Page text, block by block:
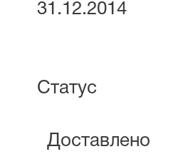
31.12.2014
Статус
Доставлено